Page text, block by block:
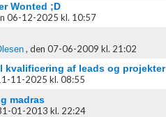
Wonted ;D
06-12-2025 kl. 10:57
, den 07-06-2009 kl. 21:02
kvalificering af leads og projekter
11-2025 kl. 08:55
madras
01-2013 kl. 22:24